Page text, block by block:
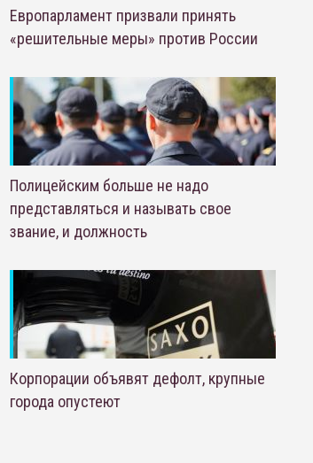
Европарламент призвали принять
«решительные меры» против России
Полицейским больше не надо
представляться и называть свое
звание, и должность
Корпорации объявят дефолт, крупные
города опустеют